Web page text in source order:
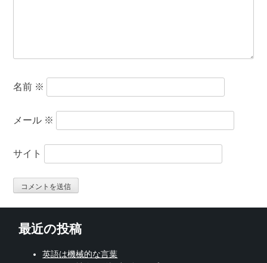
名前 ※
メール ※
サイト
最近の投稿
英語は機械的な言葉